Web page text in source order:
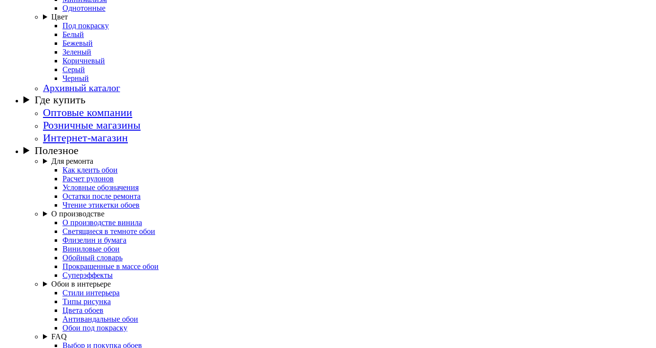
Однотонные
Цвет
Под покраску
Белый
Бежевый
Зеленый
Коричневый
Серый
Черный
Архивный каталог
Где купить
Оптовые компании
Розничные магазины
Интернет-магазин
Полезное
Для ремонта
Как клеить обои
Расчет рулонов
Условные обозначения
Остатки после ремонта
Чтение этикетки обоев
О производстве
О производстве винила
Светящиеся в темноте обои
Флизелин и бумага
Виниловые обои
Обойный словарь
Прокрашенные в массе обои
Суперэффекты
Обои в интерьере
Стили интерьера
Типы рисунка
Цвета обоев
Антивандальные обои
Обои под покраску
FAQ
Выбор и покупка обоев